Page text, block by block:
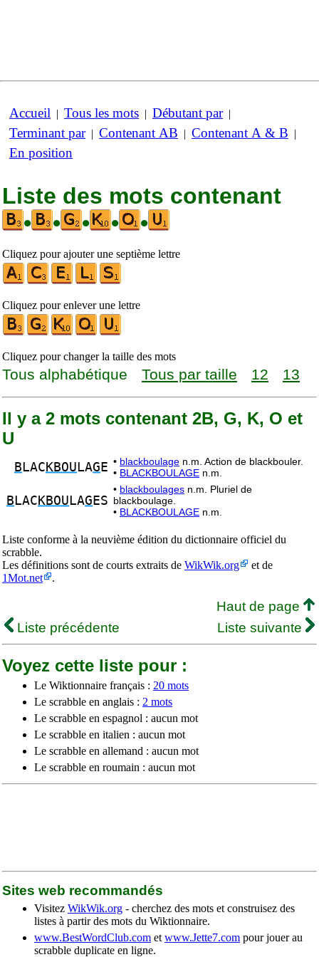
Accueil | Tous les mots | Débutant par|
Terminant par| Contenant AB | Contenant A & B |
En position
Liste des mots contenant
•
• • • •
Cliquez pour ajouter une septième lettre
Cliquez pour enlever une lettre
Cliquez pour changer la taille des mots
Tous alphabétique Tous par taille 12 13
Il y a 2 mots contenant 2B, G, K, O et
U
B LAC KBOU LAG E • blackboulage n.m. Action de blackbouler.
• BLACKBOULAGE n.m.
B LAC KBOU LAG ES
• blackboulages n.m. Pluriel de
blackboulage.
• BLACKBOULAGE n.m.
Liste conforme à la neuvième édition du dictionnaire officiel du
scrabble.
Les définitions sont de courts extraits de WikWik.org
et de
1Mot.net
.
Haut de page
Liste précédente
Liste suivante
Voyez cette liste pour :
Le Wiktionnaire français : 20 mots
Le scrabble en anglais : 2 mots
Le scrabble en espagnol : aucun mot
Le scrabble en italien : aucun mot
Le scrabble en allemand : aucun mot
Le scrabble en roumain : aucun mot
Sites web recommandés
Visitez WikWik.org - cherchez des mots et construisez des
listes à partir des mots du Wiktionnaire.
www.BestWordClub.com et www.Jette7.com pour jouer au
scrabble duplicate en ligne.